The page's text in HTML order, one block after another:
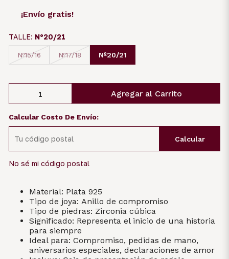
¡Envío gratis!
TALLE: Nº20/21
Nº15/16 Nº17/18 Nº20/21
Agregar al Carrito
Calcular Costo De Envío:
Calcular
No sé mi código postal
Material: Plata 925
Tipo de joya: Anillo de compromiso
Tipo de piedras: Zirconia cúbica
Significado: Representa el inicio de una historia
para siempre
Ideal para: Compromiso, pedidas de mano,
aniversarios especiales, declaraciones de amor